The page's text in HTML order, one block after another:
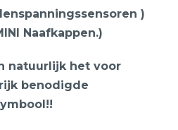
)
Naafkappen.)
natuurlijk het voor
benodigde